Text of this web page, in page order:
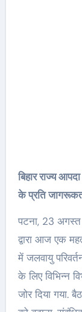
बिहार राज्य
के प्रति
पटना, 23 अगस्त
द्वारा आज एक
में जलवायु
के लिए विभिन्न
जोर दिया गया.